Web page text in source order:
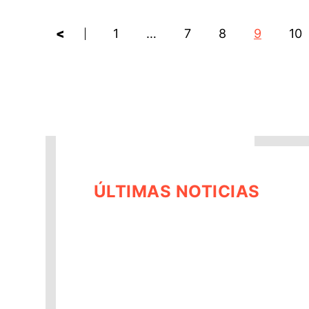
< 1 … 7 8 9 10
ÚLTIMAS NOTICIAS